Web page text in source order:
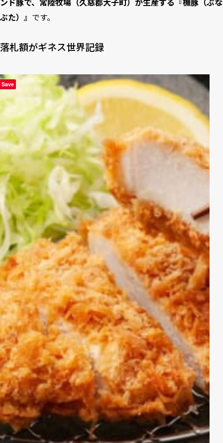
ぶた）』 です。
落札額がギネス世界記録
Save